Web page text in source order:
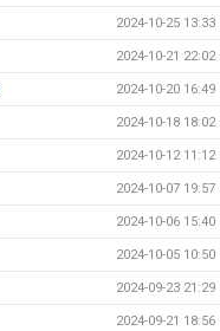
2024-10-25 13:33
2024-10-21 22:02
2024-10-20 16:49
2024-10-18 18:02
2024-10-12 11:12
2024-10-07 19:57
2024-10-06 15:40
2024-10-05 10:50
2024-09-23 21:29
2024-09-21 18:56